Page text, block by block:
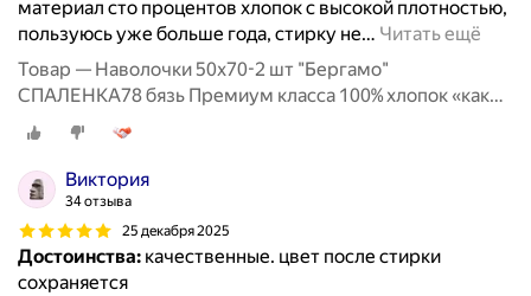
материал сто процентов хлопок с высокой плотностью,
пользуюсь уже больше года, стирку не… Читать ещё
Товар — Наволочки 50х70-2 шт "Бергамо"
СПАЛЕНКА78 бязь Премиум класса 100% хлопок «как
раньше»
Виктория
34 отзыва
25 декабря 2025
Достоинства: качественные. цвет после стирки
сохраняется